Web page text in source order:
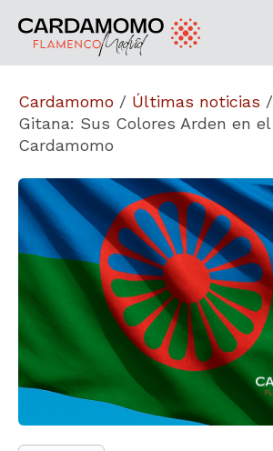
Cardamomo / Últimas noticias /
Gitana: Sus Colores Arden en
Cardamomo